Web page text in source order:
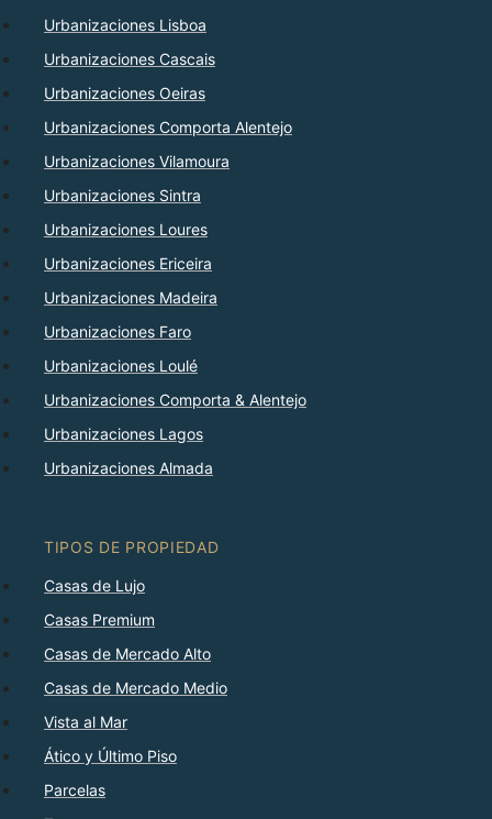
Urbanizaciones Lisboa
Urbanizaciones Cascais
Urbanizaciones Oeiras
Urbanizaciones Comporta Alentejo
Urbanizaciones Vilamoura
Urbanizaciones Sintra
Urbanizaciones Loures
Urbanizaciones Ericeira
Urbanizaciones Madeira
Urbanizaciones Faro
Urbanizaciones Loulé
Urbanizaciones Comporta & Alentejo
Urbanizaciones Lagos
Urbanizaciones Almada
TIPOS DE PROPIEDAD
Casas de Lujo
Casas Premium
Casas de Mercado Alto
Casas de Mercado Medio
Vista al Mar
Ático y Último Piso
Parcelas